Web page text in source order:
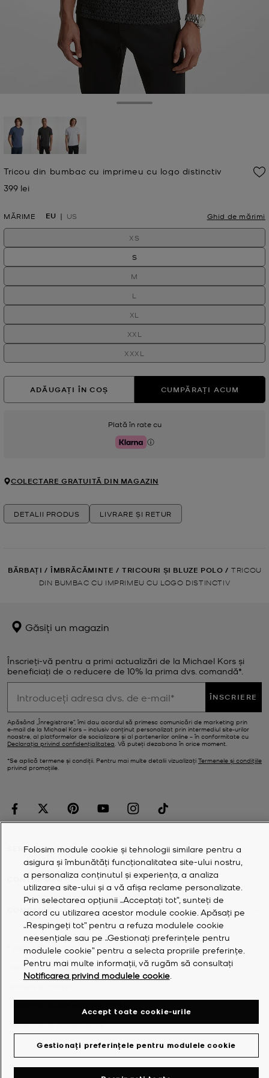
Tricou din bumbac cu imprimeu cu logo distinctiv
Acum
399 lei
MĂRIME EU US Ghid de mărimi
XS
S
M
L
XL
XXL
XXXL
ADĂUGAȚI ÎN COȘ CUMPĂRAȚI ACUM
Plată în rate cu
Klarna
COLECTARE GRATUITĂ DIN MAGAZIN
DETALII PRODUS LIVRARE ȘI RETUR
BĂRBAȚI / ÎMBRĂCĂMINTE / TRICOURI ȘI BLUZE POLO / TRICOU
DIN BUMBAC CU IMPRIMEU CU LOGO DISTINCTIV
Găsiți un magazin
Înscrieți-vă pentru a primi actualizări de la Michael Kors și
beneficiați de o reducere de 10% la prima dvs. comandă*.
ÎNSCRIERE
Apăsând „Înregistrare”, îmi dau acordul să primesc comunicări de marketing prin
e‑mail de la Michael Kors – inclusiv conținut personalizat prin intermediul site-urilor
noastre, al platformelor de socializare și al partenerilor online – în conformitate cu
Declarația privind confidențialitatea. Vă puteți dezabona în orice moment.
*Se aplică termene și condiții. Pentru mai multe detalii vizualizați Termenele și condițiile
privind promoțiile.
SERVICIUL CLIENȚII
CONTUL MEU
COMPANIE
2026 Michael Kors
Declarație de confidențialitate
Declarație de accesibilitate
Folosim module cookie și tehnologii similare pentru a
asigura și îmbunătăți funcționalitatea site-ului nostru,
a personaliza conținutul și experiența, a analiza
utilizarea site-ului și a vă afișa reclame personalizate.
Prin selectarea opțiunii „Acceptați tot”, sunteți de
acord cu utilizarea acestor module cookie. Apăsați pe
„Respingeți tot” pentru a refuza modulele cookie
neesențiale sau pe „Gestionați preferințele pentru
modulele cookie” pentru a selecta propriile preferințe.
Pentru mai multe informații, vă rugăm să consultați
Notificarea privind modulele cookie.
Gestionați preferințele pentru modulele cookie
Accept toate cookie-urile